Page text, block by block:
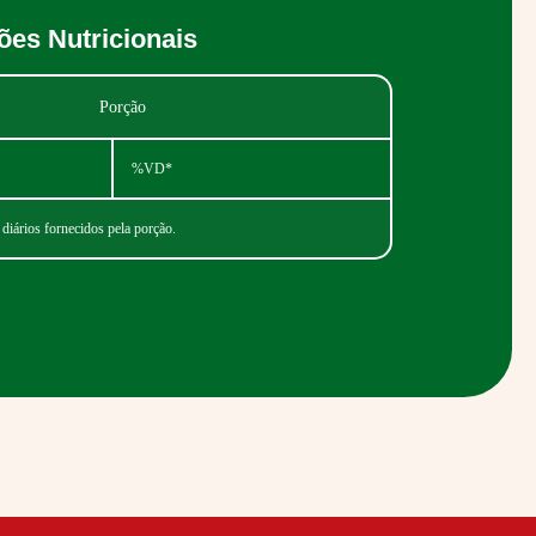
Nutricionais
Porção
%VD*
fornecidos pela porção.